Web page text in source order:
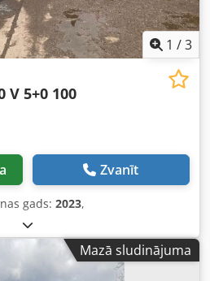
1 /3
V 5+0 100
Zvanīt
gads: 2023,
Mazā sludinājuma